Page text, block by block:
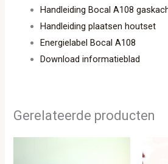
Handleiding Bocal A108
Handleiding plaatsen houtset
Energielabel Bocal A108
Download informatieblad
Gerelateerde producten